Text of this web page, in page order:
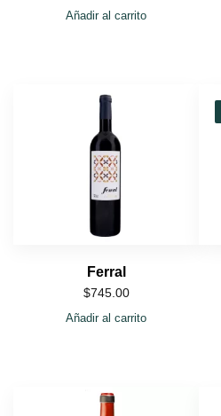
Añadir al carrito
Ferral
$745.00
Añadir al carrito